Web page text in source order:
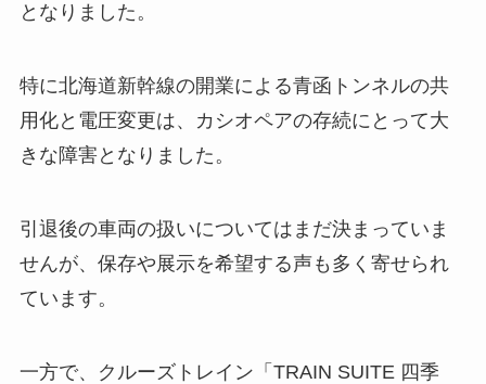
となりました。
特に北海道新幹線の開業による青函トンネルの共
用化と電圧変更は、カシオペアの存続にとって大
きな障害となりました。
引退後の車両の扱いについてはまだ決まっていま
せんが、保存や展示を希望する声も多く寄せられ
ています。
一方で、クルーズトレイン「TRAIN SUITE 四季